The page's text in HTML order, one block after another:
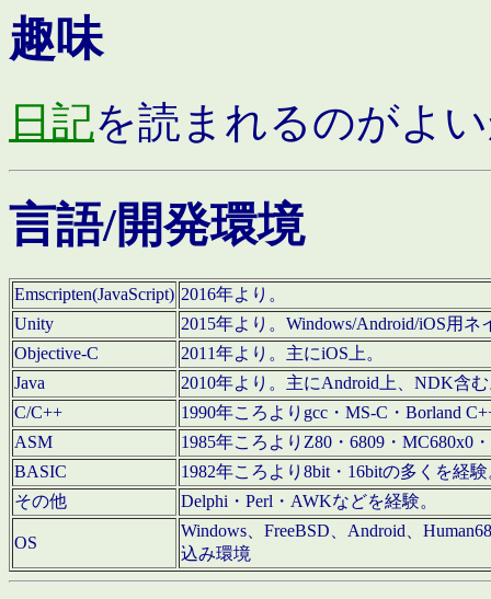
趣味
日記を読まれるのがよ
言語/開発環境
Emscripten(JavaScript) 2016年より。
Unity
2015年より。Windows/Android/iOS用
Objective-C
2011年より。主にiOS上。
Java
2010年より。主にAndroid上、NDK含
C/C++
1990年ころよりgcc・MS-C・Borland
ASM
1985年ころよりZ80・6809・MC680x0
BASIC
1982年ころより8bit・16bitの多くを経
その他
Delphi・Perl・AWKなどを経験。
OS
Windows、FreeBSD、Android、
込み環境